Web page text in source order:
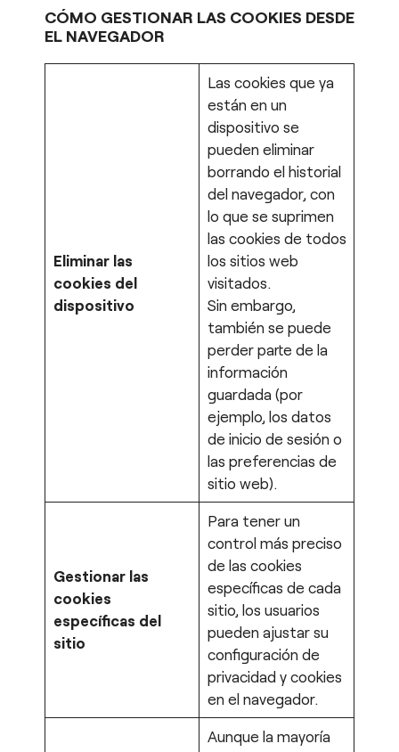
CÓMO GESTIONAR LAS COOKIES DESDE
EL NAVEGADOR
Eliminar las
cookies del
dispositivo
Las cookies que ya
están en un
dispositivo se
pueden eliminar
borrando el historial
del navegador, con
lo que se suprimen
las cookies de todos
los sitios web
visitados.
Sin embargo,
también se puede
perder parte de la
información
guardada (por
ejemplo, los datos
de inicio de sesión o
las preferencias de
sitio web).
Gestionar las
cookies
específicas del
sitio
Para tener un
control más preciso
de las cookies
específicas de cada
sitio, los usuarios
pueden ajustar su
configuración de
privacidad y cookies
en el navegador.
Aunque la mayoría